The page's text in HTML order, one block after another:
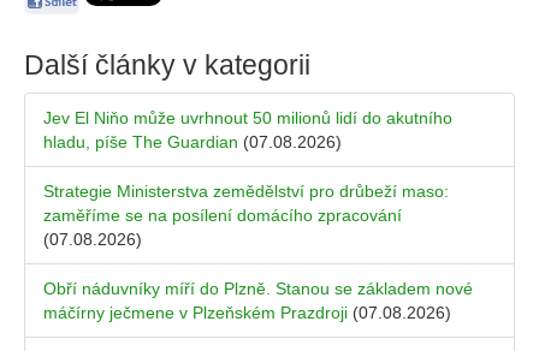
Další články v kategorii
Jev El Niňo může uvrhnout 50 milionů lidí do akutního
hladu, píše The Guardian (07.08.2026)
Strategie Ministerstva zemědělství pro drůbeží maso:
zaměříme se na posílení domácího zpracování
(07.08.2026)
Obří náduvníky míří do Plzně. Stanou se základem nové
máčírny ječmene v Plzeňském Prazdroji (07.08.2026)